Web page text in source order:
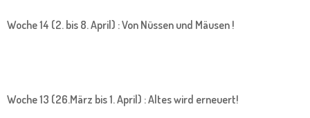
Woche 14 (2. bis 8. April) : Von Nüssen und Mäusen !
Woche 13 (26.März bis 1. April) : Altes wird erneuert!